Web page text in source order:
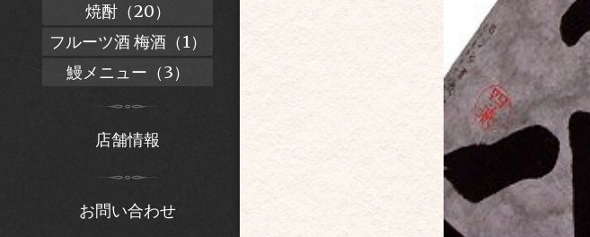
焼酎（20）
フルーツ酒 梅酒（1）
鰻メニュー（3）
店舗情報
お問い合わせ